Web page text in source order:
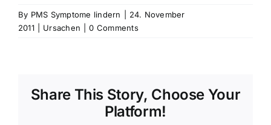
By PMS Symptome lindern
24. November
2011
Ursachen 0 Comments
Share This Story, Choose Your
Platform!